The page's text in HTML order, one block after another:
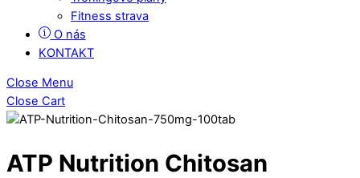
Fitness strava
O nás
KONTAKT
Close Menu
Close Cart
ATP Nutrition Chitosan